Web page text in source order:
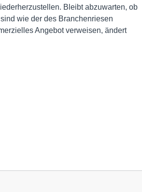
Bleibt abzuwarten, ob
wie der des Branchenriesen
Angebot verweisen, ändert